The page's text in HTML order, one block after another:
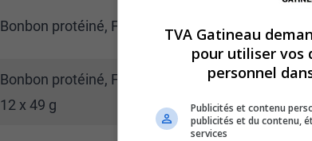
Bonbon protéiné, Framboise bleue : 6 x 49 g
0
Bonbon protéiné, Framboise bleue :
12 x 49 g
9
8
TVA Gatineau
pour utiliser vos
personnel
Publicités et contenu
publicités et du contenu,
services